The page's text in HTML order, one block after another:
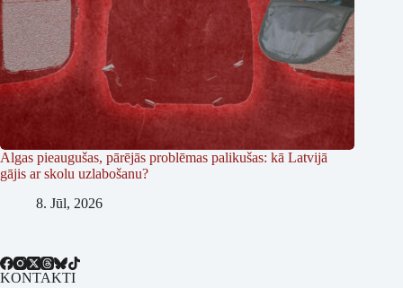
Algas pieaugušas, pārējās problēmas palikušas: kā Latvijā
gājis ar skolu uzlabošanu?
8. Jūl, 2026
KONTAKTI